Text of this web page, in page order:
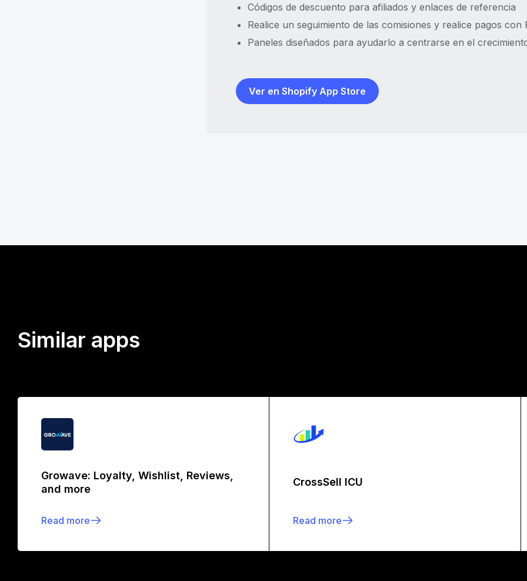
Códigos de descuento para afiliados y enlaces de referencia
Realice un seguimiento de las comisiones y realice pagos con
Paneles diseñados para ayudarlo a centrarse en el
Ver en Shopify App Store
Similar apps
Growave: Loyalty, Wishlist, Reviews,
and more
Read more
CrossSell ICU
Read more